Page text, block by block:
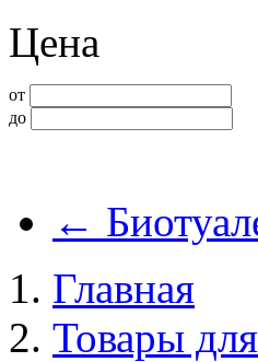
Цена
от
до
←
Главная
Товары